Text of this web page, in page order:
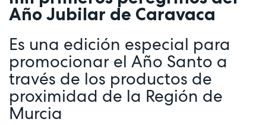
Año Jubilar de Caravaca
Es una edición especial para
promocionar el Año Santo a
través de los productos de
proximidad de la Región de
Murcia